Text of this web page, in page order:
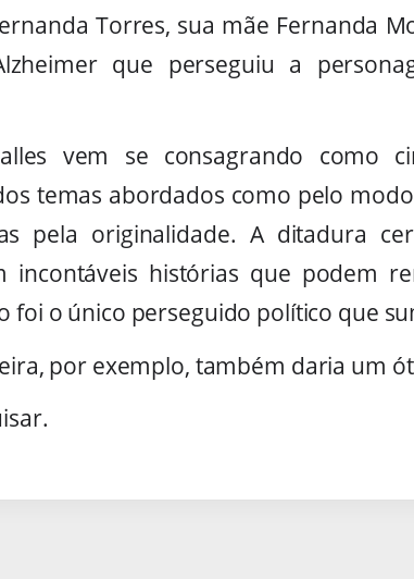
Torres, sua mãe Fernanda
que perseguiu a
vem se consagrando como
temas abordados como pelo
pela originalidade. A ditadura
incontáveis histórias que podem
foi o único perseguido político que
por exemplo, também daria um